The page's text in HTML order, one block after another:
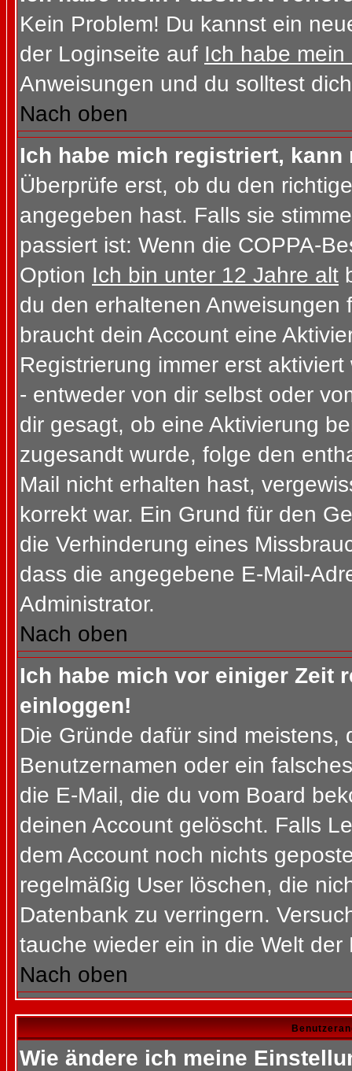
Kein Problem! Du kannst ein
der Loginseite auf Ich habe
Anweisungen und du solltest
Nach oben
Ich habe mich registriert,
Überprüfe erst, ob du den
angegeben hast. Falls sie
passiert ist: Wenn die COPPA-
Option Ich bin unter 12 Jahre alt
du den erhaltenen
braucht dein Account eine
Registrierung immer erst
- entweder von dir selbst oder
dir gesagt, ob eine Aktivierung
zugesandt wurde, folge den
Mail nicht erhalten hast,
korrekt war. Ein Grund für den
die Verhinderung eines
dass die angegebene E-Mail-
Administrator.
Nach oben
Ich habe mich vor einiger Zeit
einloggen!
Die Gründe dafür sind
Benutzernamen oder ein
die E-Mail, die du vom Board
deinen Account gelöscht. Falls
dem Account noch nichts
regelmäßig User löschen, die
Datenbank zu verringern.
tauche wieder ein in die Welt der
Nach oben
Wie ändere ich meine